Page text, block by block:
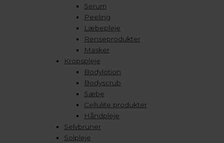
Serum
Peeling
Læbepleje
Renseprodukter
Masker
Kropspleje
Bodylotion
Bodyscrub
Sæbe
Cellulite produkter
Håndpleje
Selvbruner
Solpleje